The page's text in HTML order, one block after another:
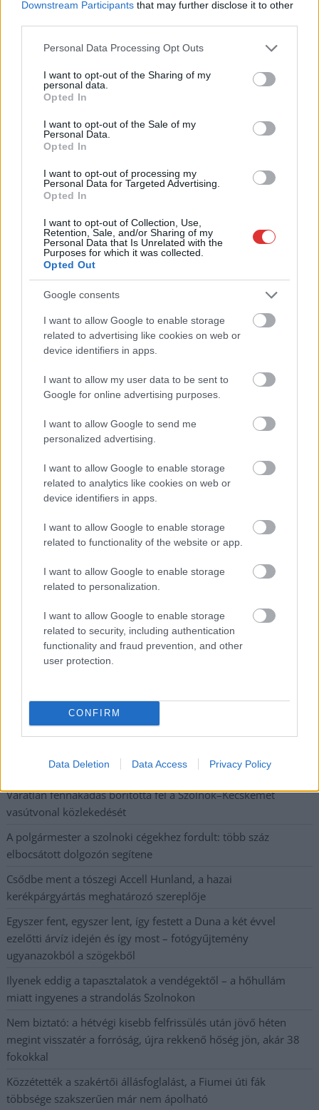
Downstream Participants that may further disclose it to other
Please note that this website/app uses one or more Google
not limited to your visit or usage behaviour. You may click to
grant or deny consent to Google and its third-party tags to
use your data for below specified purposes in below Google
consent section.
Personal Data Processing Opt Outs
I want to opt-out of the Sharing of my
personal data.
Opted In
I want to opt-out of the Sale of my
Personal Data.
Opted In
I want to opt-out of processing my
Personal Data for Targeted Advertising.
Opted In
I want to opt-out of Collection, Use,
Retention, Sale, and/or Sharing of my
Personal Data that Is Unrelated with the
Purposes for which it was collected.
Opted Out
Google consents
I want to allow Google to enable storage
related to advertising like cookies on web or
device identifiers in apps.
I want to allow my user data to be sent to
Google for online advertising purposes.
I want to allow Google to send me
personalized advertising.
I want to allow Google to enable storage
related to analytics like cookies on web or
device identifiers in apps.
I want to allow Google to enable storage
related to functionality of the website or app.
I want to allow Google to enable storage
related to personalization.
I want to allow Google to enable storage
related to security, including authentication
functionality and fraud prevention, and other
user protection.
CONFIRM
Data Deletion Data Access Privacy Policy
egyébként...
Magyarország
Hírlevél feliratkozás
Adja meg keresztnevét:
Megismertem és elfogadom a GDPR-szabályzatot
Nem szeretne lemaradni semmiről? Csak egy kattintás, és hírlevelünk a
postaládájába érkezik!
Csendélet 5.0: alig balesetveszélyes lépcső és remek
élhető város
Napokon belül megválasztja az új köztársasági elnököt az
Országgyűlés
Harmadfokú hőségriasztás az országban: Szolnokon klímát
javítottak, helikoptereket is bevetettek a tüzeknél
számoltak be a szolnoki börtönből
Váratlan fennakadás borította fel a Szolnok–Kecskemét
vasútvonal közlekedését
A polgármester a szolnoki cégekhez fordult: több száz
elbocsátott dolgozón segítene
Csődbe ment a tószegi Accell Hunland, a hazai
kerékpárgyártás meghatározó szereplője
Egyszer fent, egyszer lent, így festett a Duna a két évvel
ezelőtti árvíz idején és így most – fotógyűjtemény
ugyanazokból a szögekből
Ilyenek eddig a tapasztalatok a vendégektől – a hőhullám
miatt ingyenes a strandolás Szolnokon
Nem biztató: a hétvégi kisebb felfrissülés után jövő héten
megint visszatér a forróság, újra rekkenő hőség jön, akár 38
fokokkal
Közzétették a szakértői állásfoglalást, a Fiumei úti fák
többsége szakszerűen már nem ápolható